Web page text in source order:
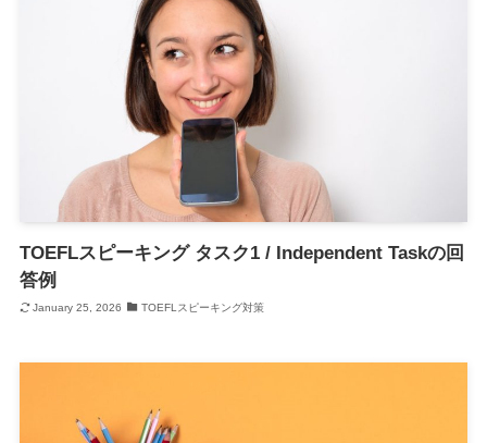
TOEFLスピーキング タスク1 / Independent Taskの回
答例
January 25, 2026 TOEFLスピーキング対策